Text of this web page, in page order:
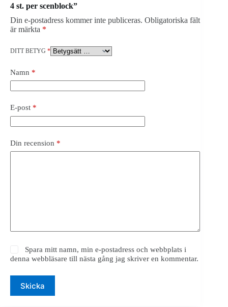
4 st. per scenblock”
Din e-postadress kommer inte publiceras. Obligatoriska fält
är märkta *
DITT BETYG *
Namn *
E-post *
Din recension *
Spara mitt namn, min e-postadress och webbplats i
denna webbläsare till nästa gång jag skriver en kommentar.
Skicka